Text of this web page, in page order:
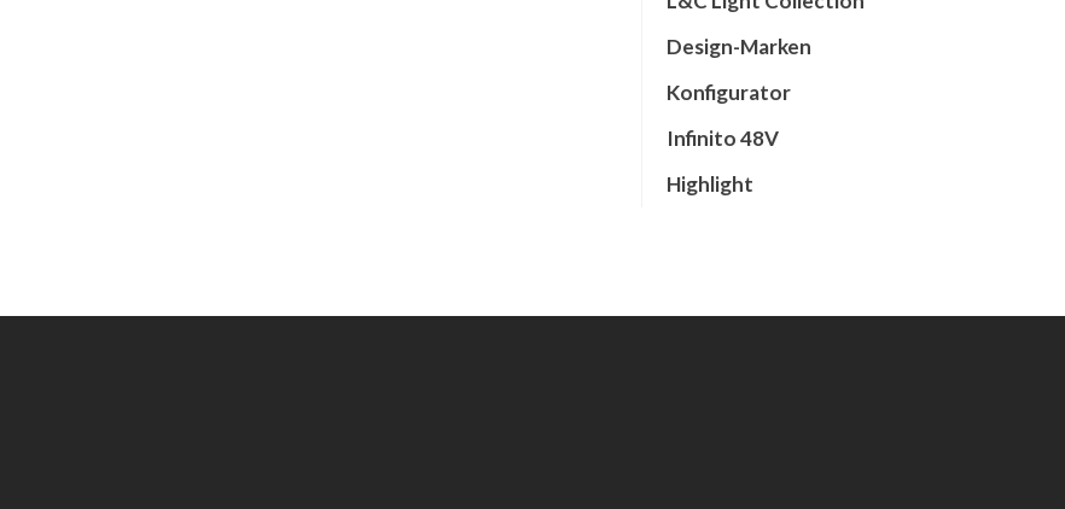
Design-Marken
Konfigurator
Infinito 48V
Highlight